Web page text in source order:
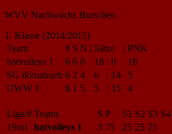
WVV Nachwuchs Burschen
1. Klasse (2014/2015)
Team
# S N | Sätze | PNK
hotvolleys 1
6 6 0 18 : 0
18
SG dö/uab/arb 6 2 4 6 : 14
5
UWW 1
6 1 5 5 : 15 4
Liga/# Teams S P S1 S2 S3 S4
19m1
hotvolleys 1 3 75 25 25 25